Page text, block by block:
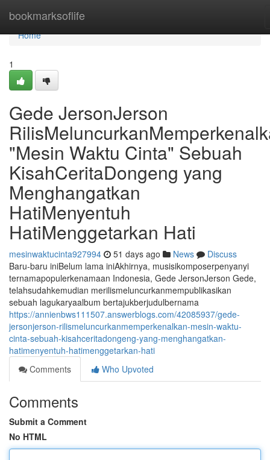
bookmarksoflife
Home
Home
1
Gede JersonJerson
"Mesin Waktu Cinta" Sebuah
KisahCeritaDongeng yang
Menghangatkan
HatiMenyentuh
HatiMenggetarkan Hati
mesinwaktucinta927994 51 days ago News
Discuss
Baru-baru iniBelum lama iniAkhirnya, musisikomposerpenyanyi
ternamapopulerkenamaan Indonesia, Gede JersonJerson Gede,
telahsudahkemudian merilismeluncurkanmempublikasikan
sebuah lagukaryaalbum bertajukberjudulbernama
https://annienbws111507.answerblogs.com/42085937/gede-
jersonjerson-rilismeluncurkanmemperkenalkan-mesin-waktu-
cinta-sebuah-kisahceritadongeng-yang-menghangatkan-
hatimenyentuh-hatimenggetarkan-hati
Comments
Who Upvoted
Comments
Submit a Comment
No HTML